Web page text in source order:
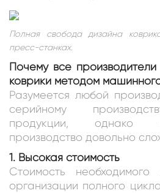
Полная свобода дизайна
пресс-станках.
Почему все
коврики методом
Разумеется любой
серийному
продукции, однако
производство довольно
1. Высокая стоимость
Стоимость необходимого
организации полного